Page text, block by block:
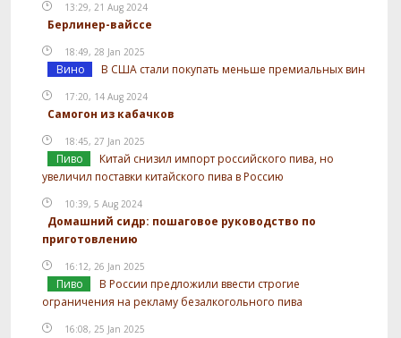
13:29, 21 Aug 2024
Берлинер-вайссе
18:49, 28 Jan 2025
Вино В США стали покупать меньше премиальных вин
17:20, 14 Aug 2024
Самогон из кабачков
18:45, 27 Jan 2025
Пиво
Китай снизил импорт российского пива, но
увеличил поставки китайского пива в Россию
10:39, 5 Aug 2024
Домашний сидр: пошаговое руководство по
приготовлению
16:12, 26 Jan 2025
Пиво
В России предложили ввести строгие
ограничения на рекламу безалкогольного пива
16:08, 25 Jan 2025